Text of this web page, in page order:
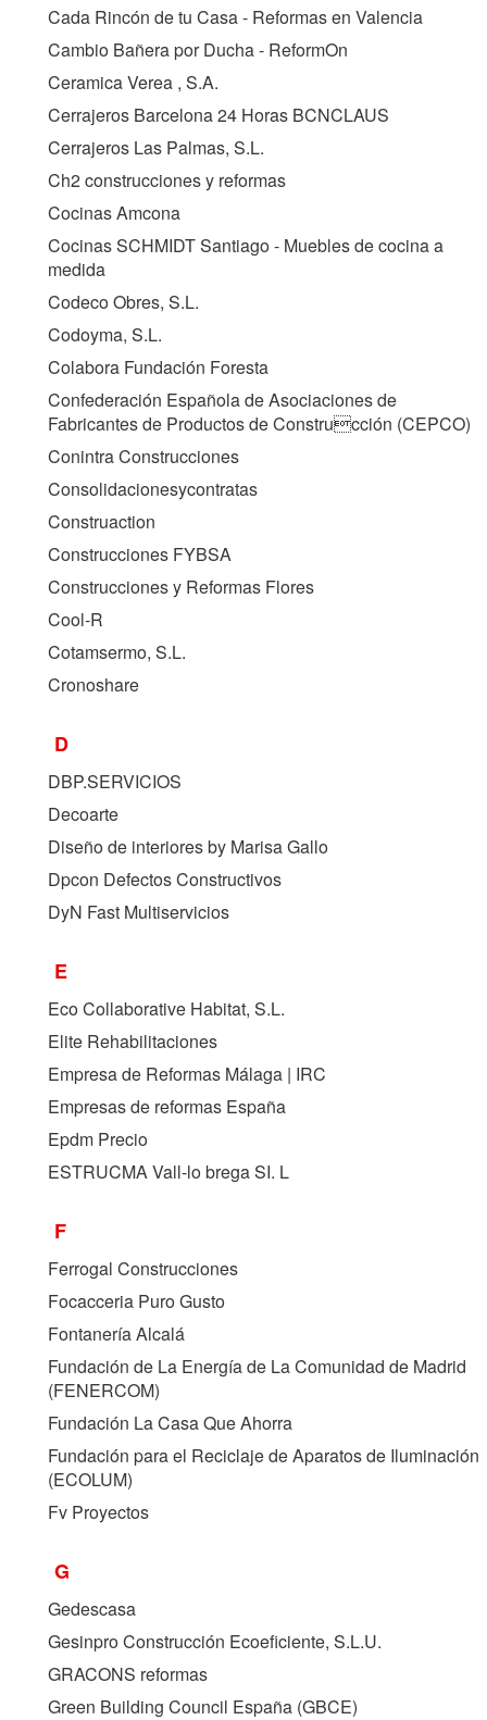
Cada Rincón de tu Casa - Reformas en Valencia
Cambio Bañera por Ducha - ReformOn
Ceramica Verea , S.A.
Cerrajeros Barcelona 24 Horas BCNCLAUS
Cerrajeros Las Palmas, S.L.
Ch2 construcciones y reformas
Cocinas Amcona
Cocinas SCHMIDT Santiago - Muebles de cocina a
medida
Codeco Obres, S.L.
Codoyma, S.L.
Colabora Fundación Foresta
Confederación Española de Asociaciones de
Fabricantes de Productos de Construcción (CEPCO)
Conintra Construcciones
Consolidacionesycontratas
Construaction
Construcciones FYBSA
Construcciones y Reformas Flores
Cool-R
Cotamsermo, S.L.
Cronoshare
D
DBP.SERVICIOS
Decoarte
Diseño de interiores by Marisa Gallo
Dpcon Defectos Constructivos
DyN Fast Multiservicios
E
Eco Collaborative Habitat, S.L.
Elite Rehabilitaciones
Empresa de Reformas Málaga | IRC
Empresas de reformas España
Epdm Precio
ESTRUCMA Vall-lo brega SI. L
F
Ferrogal Construcciones
Focacceria Puro Gusto
Fontanería Alcalá
Fundación de La Energía de La Comunidad de Madrid
(FENERCOM)
Fundación La Casa Que Ahorra
Fundación para el Reciclaje de Aparatos de Iluminación
(ECOLUM)
Fv Proyectos
G
Gedescasa
Gesinpro Construcción Ecoeficiente, S.L.U.
GRACONS reformas
Green Building Council España (GBCE)